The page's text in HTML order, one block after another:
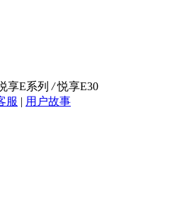
享E系列 / 悦享E30
服 | 用户故事